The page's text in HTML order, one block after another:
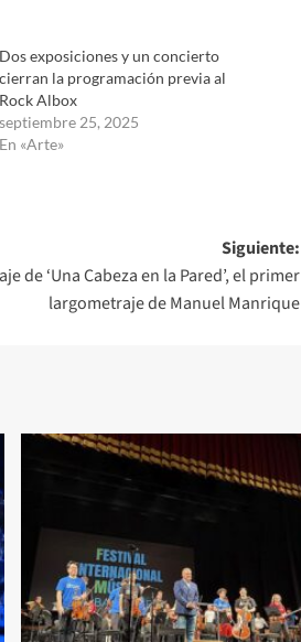
Dos exposiciones y un concierto
cierran la programación previa al
Rock Albox
septiembre 25, 2025
En «Arte»
Siguiente:
de ‘Una Cabeza en la Pared’, el primer
largometraje de Manuel Manrique